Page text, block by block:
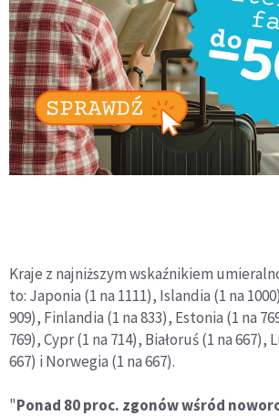
Kraje z najniższym wskaźnikiem
to: Japonia (1 na 1111), Islandia (1 na
909), Finlandia (1 na 833), Estonia (1 na
769), Cypr (1 na 714), Białoruś (1 na 667),
667) i Norwegia (1 na 667).
"Ponad 80 proc. zgonów wśród